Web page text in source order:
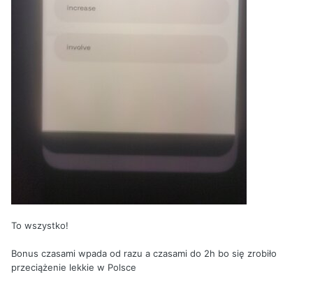
To wszystko!
Bonus czasami wpada od razu a czasami do 2h bo się zrobiło
przeciążenie lekkie w Polsce